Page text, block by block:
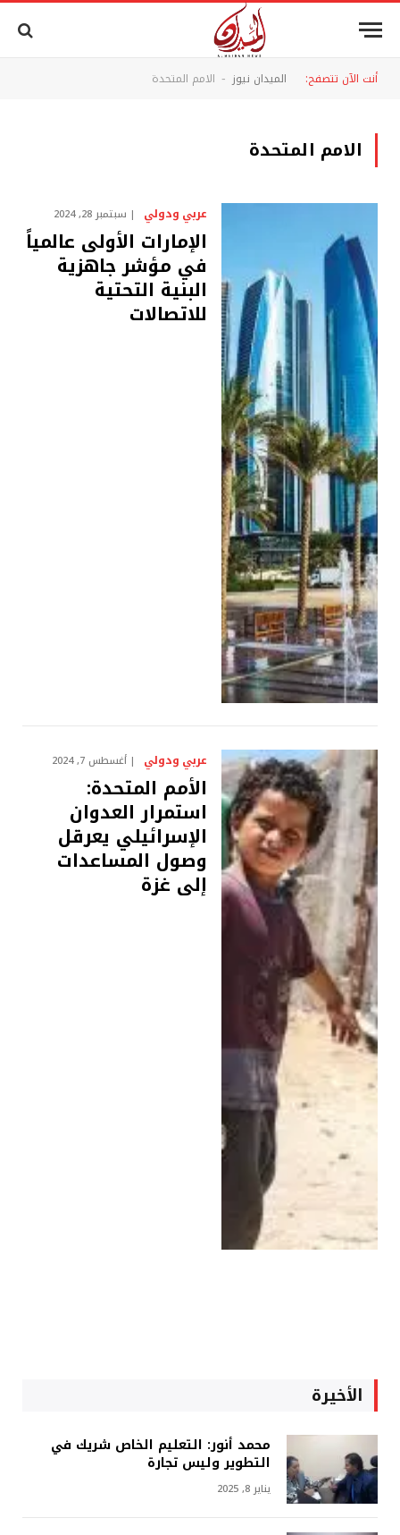
أنت الآن تتصفح: الميدان نيوز - الامم المتحدة
الامم المتحدة
عربي ودولي سبتمبر 28, 2024
الإمارات الأولى عالمياً
في مؤشر جاهزية
البنية التحتية
للاتصالات
عربي ودولي أغسطس 7, 2024
الأمم المتحدة:
استمرار العدوان
الإسرائيلي يعرقل
وصول المساعدات
إلى غزة
الأخيرة
محمد أنور: التعليم الخاص شريك في
التطوير وليس تجارة
يناير 8, 2025